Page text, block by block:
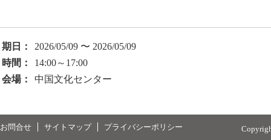
期日：
2026/05/09 〜 2026/05/09
時間：
14:00～17:00
会場：
中国文化センター
お問合せ サイトマップ プライバシーポリシー